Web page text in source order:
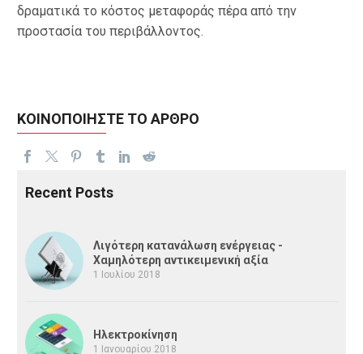
δραματικά το κόστος μεταφοράς πέρα από την
προστασία του περιβάλλοντος.
ΚΟΙΝΟΠΟΙΗΣΤΕ ΤΟ ΑΡΘΡΟ
Recent Posts
Λιγότερη κατανάλωση ενέργειας -
Χαμηλότερη αντικειμενική αξία
1 Ιουλίου 2018
Ηλεκτροκίνηση
1 Ιανουαρίου 2018